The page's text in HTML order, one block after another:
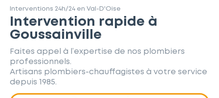
Interventions 24h/24 en Val-D'Oise
Intervention rapide à
Goussainville
Faites appel à l’expertise de nos plombiers
professionnels.
Artisans plombiers-chauffagistes à votre service
depuis 1985.